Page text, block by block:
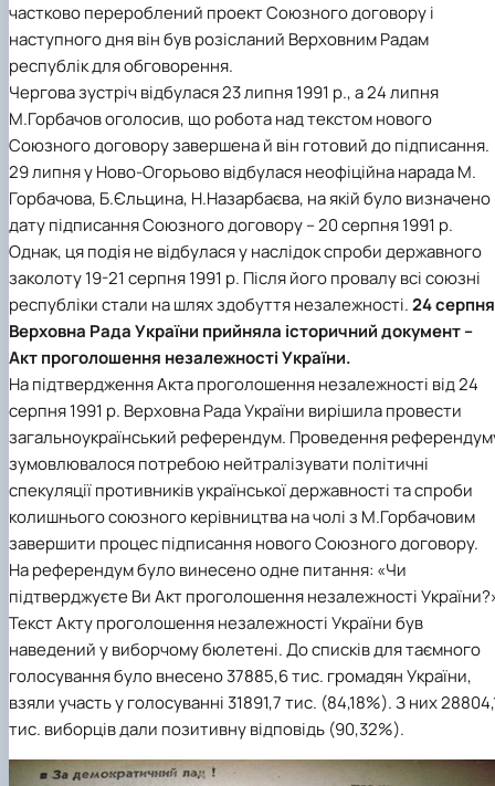
частково перероблений проект Союзного договору і
наступного дня він був розісланий Верховним Радам
республік для обговорення.
Чергова зустріч відбулася 23 липня 1991 р., а 24 липня
М.Горбачов оголосив, що робота над текстом нового
Союзного договору завершена й він готовий до підписання.
29 липня у Ново-Огорьово відбулася неофіційна нарада М.
Горбачова, Б.Єльцина, Н.Назарбаєва, на якій було визначено
дату підписання Союзного договору – 20 серпня 1991 р.
Однак, ця подія не відбулася у наслідок спроби державного
заколоту 19-21 серпня 1991 р. Після його провалу всі союзні
республіки стали на шлях здобуття незалежності.24 серпня
Верховна Рада України прийняла історичний документ –
Акт проголошення незалежності України.
На підтвердження Акта проголошення незалежності від 24
серпня 1991 р. Верховна Рада України вирішила провести
загальноукраїнський референдум. Проведення
зумовлювалося потребою нейтралізувати політичні
спекуляції противників української державності та спроби
колишнього союзного керівництва на чолі з М.Горбачовим
завершити процес підписання нового Союзного договору.
На референдум було винесено одне питання: «Чи
підтверджуєте Ви Акт проголошення незалежності
Текст Акту проголошення незалежності України був
наведений у виборчому бюлетені. До списків для таємного
голосування було внесено 37885,6 тис. громадян України,
взяли участь у голосуванні 31891,7 тис. (84,18%). З них
тис. виборців дали позитивну відповідь (90,32%).